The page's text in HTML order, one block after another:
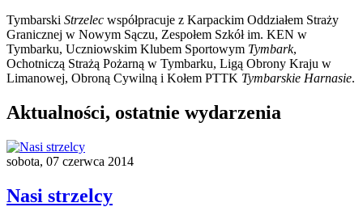
Tymbarski Strzelec współpracuje z Karpackim Oddziałem Straży
Granicznej w Nowym Sączu, Zespołem Szkół im. KEN w
Tymbarku, Uczniowskim Klubem Sportowym Tymbark,
Ochotniczą Strażą Pożarną w Tymbarku, Ligą Obrony Kraju w
Limanowej, Obroną Cywilną i Kołem PTTK Tymbarskie Harnasie.
Aktualności, ostatnie wydarzenia
sobota, 07 czerwca 2014
Nasi strzelcy